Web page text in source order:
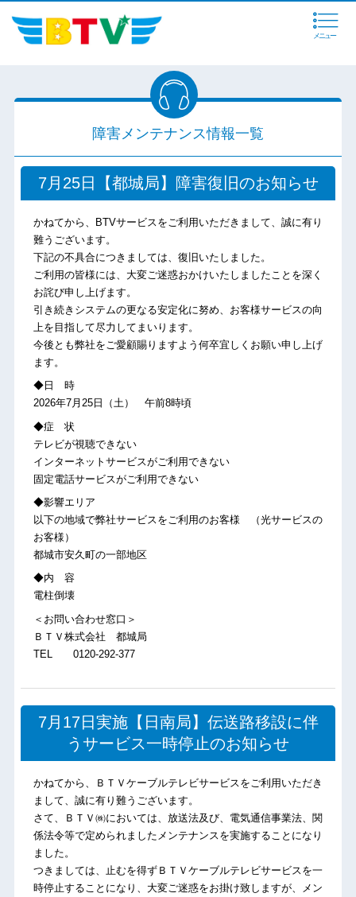
メニュー
障害メンテナンス情報一覧
7月25日【都城局】障害復旧のお知らせ
かねてから、BTVサービスをご利用いただきまして、誠に有り
難うございます。
下記の不具合につきましては、復旧いたしました。
ご利用の皆様には、大変ご迷惑おかけいたしましたことを深く
お詫び申し上げます。
引き続きシステムの更なる安定化に努め、お客様サービスの向
上を目指して尽力してまいります。
今後とも弊社をご愛顧賜りますよう何卒宜しくお願い申し上げ
ます。
◆日 時
2026年7月25日（土） 午前8時頃
◆症 状
テレビが視聴できない
インターネットサービスがご利用できない
固定電話サービスがご利用できない
◆影響エリア
以下の地域で弊社サービスをご利用のお客様 （光サービスの
お客様）
都城市安久町の一部地区
◆内 容
電柱倒壊
＜お問い合わせ窓口＞
ＢＴＶ株式会社 都城局
TEL 0120-292-377
7月17日実施【日南局】伝送路移設に伴
うサービス一時停止のお知らせ
かねてから、ＢＴＶケーブルテレビサービスをご利用いただき
まして、誠に有り難うございます。
さて、ＢＴＶ㈱においては、放送法及び、電気通信事業法、関
係法令等で定められましたメンテナンスを実施することになり
ました。
つきましては、止むを得ずＢＴＶケーブルテレビサービスを一
時停止することになり、大変ご迷惑をお掛け致しますが、メン